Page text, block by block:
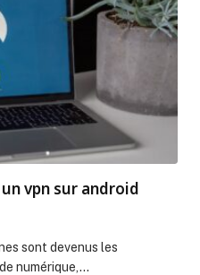
vpn sur android
sont devenus les
numérique,…